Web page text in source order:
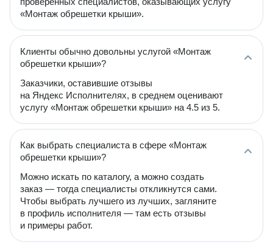
«Монтаж обрешетки крыши».
Клиенты обычно довольны услугой «Монтаж
обрешетки крыши»?
Заказчики, оставившие отзывы
на Яндекс Исполнителях, в среднем оценивают
услугу «Монтаж обрешетки крыши» на 4.5 из 5.
Как выбрать специалиста в сфере «Монтаж
обрешетки крыши»?
Можно искать по каталогу, а можно создать
заказ — тогда специалисты откликнутся сами.
Чтобы выбрать лучшего из лучших, загляните
в профиль исполнителя — там есть отзывы
и примеры работ.